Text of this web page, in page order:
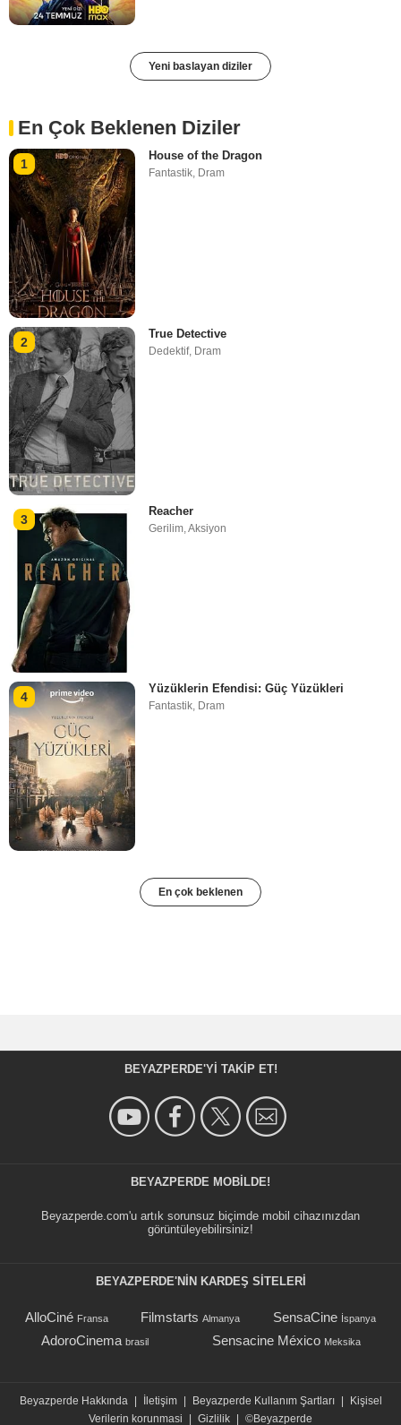
Yeni baslayan diziler
En Çok Beklenen Diziler
1
House of the Dragon
Fantastik, Dram
2
True Detective
Dedektif, Dram
3
Reacher
Gerilim,Aksiyon
4
Yüzüklerin Efendisi: Güç Yüzükleri
Fantastik, Dram
En çok beklenen
BEYAZPERDE'YI TAKIP ET!
BEYAZPERDE MOBILDE!
Beyazperde.com'u artık sorunsuz biçimde mobil cihazınızdan
görüntüleyebilirsiniz!
BEYAZPERDE'NIN KARDEŞ SİTELERİ
AlloCiné Fransa Filmstarts Almanya SensaCine İspanya
AdoroCinema brasil Sensacine México Meksika
Beyazperde Hakkında | İletişim | Beyazperde Kullanım Şartları |
Kişisel
Verilerin korunmasi
| Gizlilik | ©Beyazperde